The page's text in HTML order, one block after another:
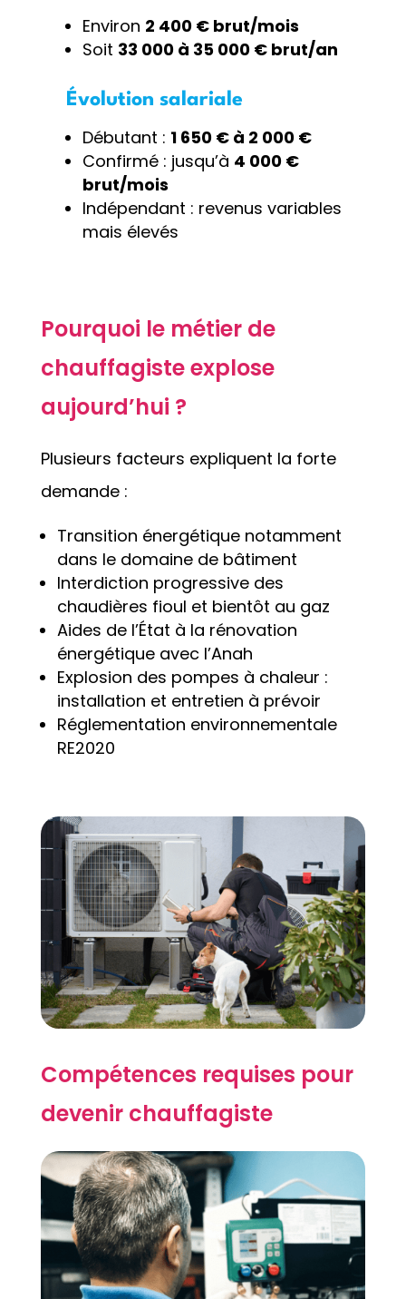
Environ 2 400 € brut/mois
Soit 33 000 à 35 000 € brut/an
Évolution salariale
Débutant : 1 650 € à 2 000 €
Confirmé : jusqu’à 4 000 €
brut/mois
Indépendant : revenus variables
mais élevés
Pourquoi le métier de
chauffagiste explose
aujourd’hui ?
Plusieurs facteurs expliquent la forte
demande :
Transition énergétique notamment
dans le domaine de bâtiment
Interdiction progressive des
chaudières fioul et bientôt au gaz
Aides de l’État à la rénovation
énergétique avec l’Anah
Explosion des pompes à chaleur :
installation et entretien à prévoir
Réglementation environnementale
RE2020
Compétences requises pour
devenir chauffagiste